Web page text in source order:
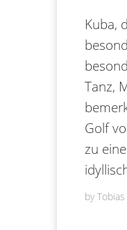
Kuba,
Tanz,
Golf
zu
by